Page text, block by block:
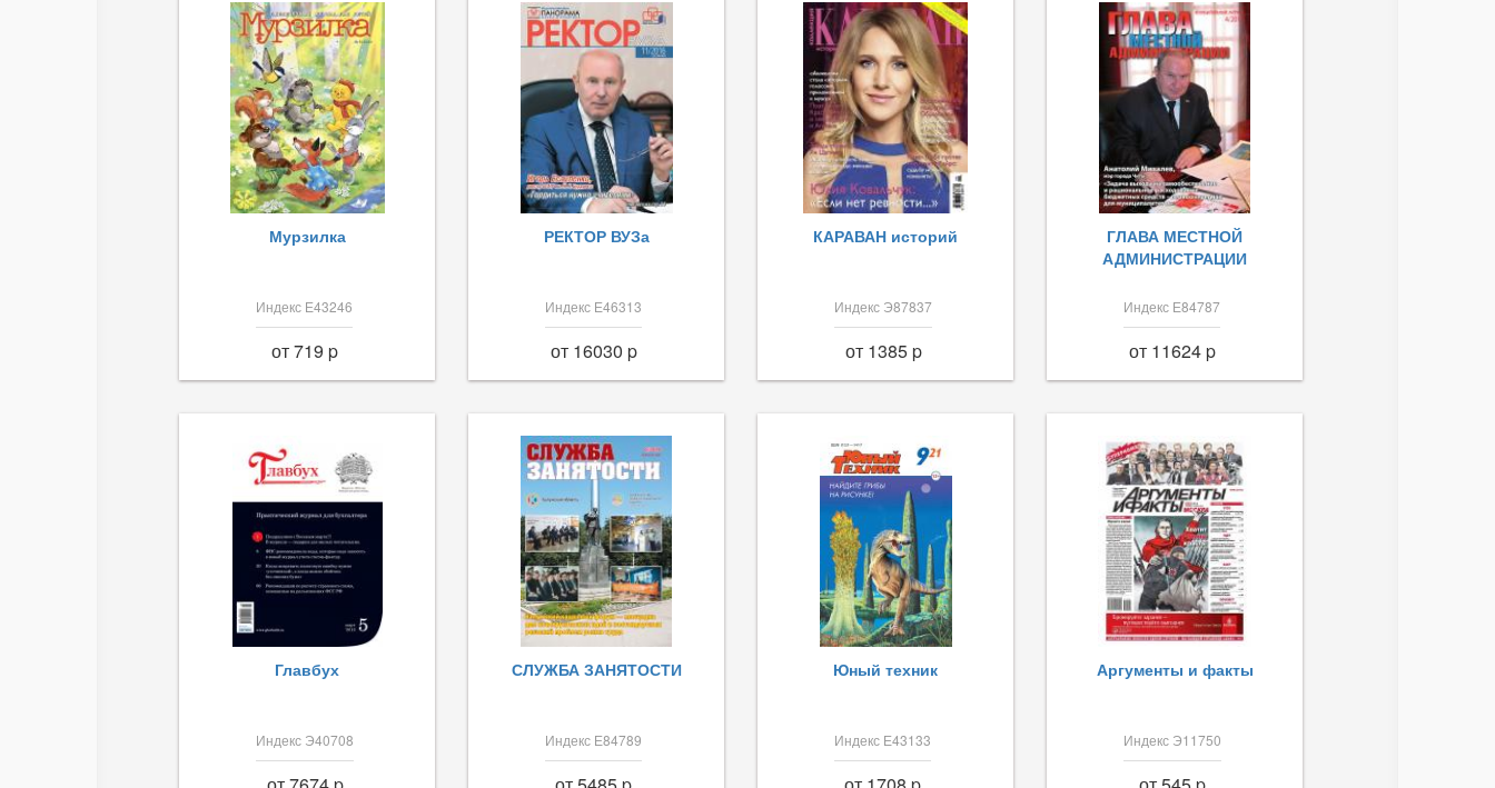
Мурзилка
Индекс Е43246
от 719 p
РЕКТОР ВУЗа
Индекс Е46313
от 16030 p
КАРАВАН историй
Индекс Э87837
от 1385 p
ГЛАВА МЕСТНОЙ
АДМИНИСТРАЦИИ
Индекс Е84787
от 11624 p
Главбух
Индекс Э40708
СЛУЖБА ЗАНЯТОСТИ
Индекс Е84789
Юный техник
Индекс Е43133
Аргументы и факты
Индекс Э11750